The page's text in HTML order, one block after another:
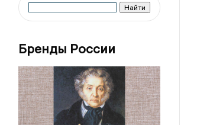
Бренды России